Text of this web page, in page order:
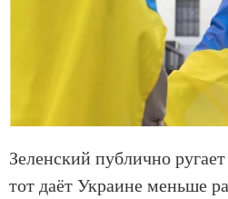
Зеленский публично
тот даёт Украине меньше